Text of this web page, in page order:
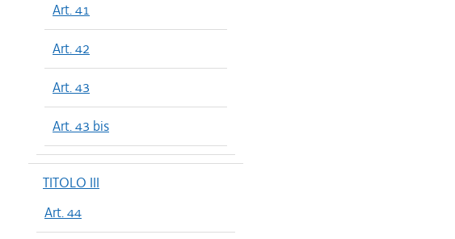
Art. 41
Art. 42
Art. 43
Art. 43 bis
TITOLO III
Art. 44